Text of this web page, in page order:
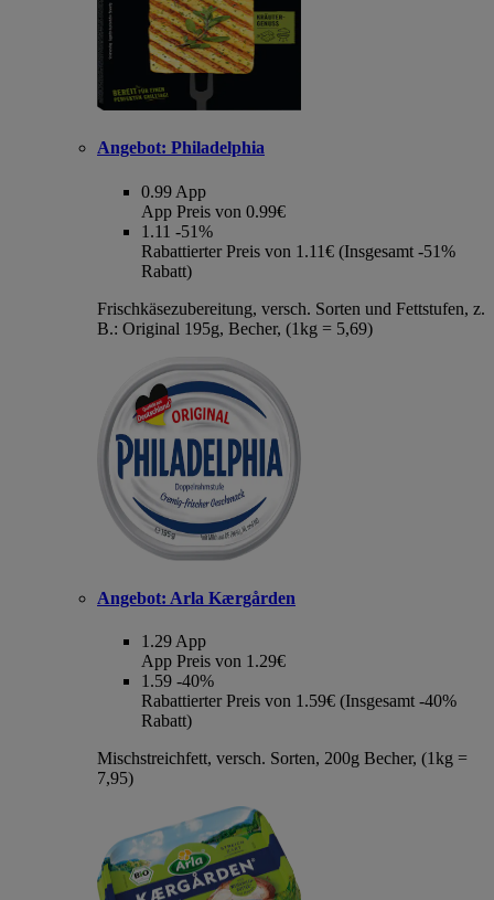
Angebot: Philadelphia
0.99 App
App Preis von 0.99€
1.11 -51%
Rabattierter Preis von 1.11€ (Insgesamt -51%
Rabatt)
Frischkäsezubereitung, versch. Sorten und Fettstufen, z.
B.: Original 195g, Becher, (1kg = 5,69)
Angebot: Arla Kærgården
1.29 App
App Preis von 1.29€
1.59 -40%
Rabattierter Preis von 1.59€ (Insgesamt -40%
Rabatt)
Mischstreichfett, versch. Sorten, 200g Becher, (1kg =
7,95)